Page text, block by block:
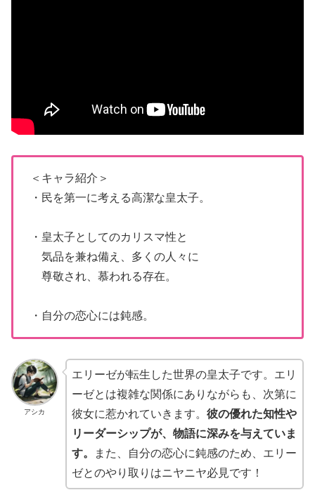
＜キャラ紹介＞
・民を第一に考える高潔な皇太子。
・皇太子としてのカリスマ性と
気品を兼ね備え、多くの人々に
尊敬され、慕われる存在。
・自分の恋心には鈍感。
アシカ
エリーゼが転生した世界の皇太子です。エリ
ーゼとは複雑な関係にありながらも、次第に
彼女に惹かれていきます。 彼の優れた知性や
リーダーシップが、物語に深みを与えていま
す。
また、自分の恋心に鈍感のため、エリー
ゼとのやり取りはニヤニヤ必見です！